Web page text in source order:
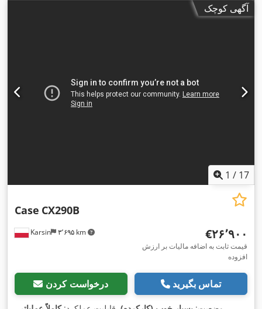
آگهی کوچک
1 / 17
Karsin ۳٬۶۹۵ km
Case CX290B
‎€۲۶٬۹۰۰
قیمت ثابت به اضافه مالیات بر ارزش
افزوده
درخواست کردن تماس بگیرید